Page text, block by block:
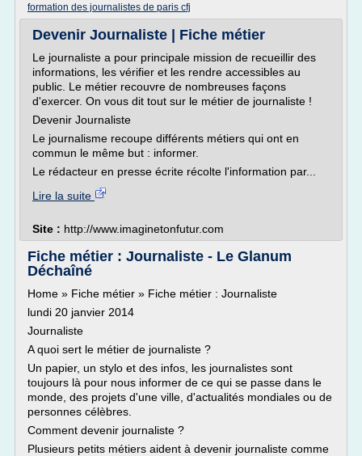
formation des journalistes de paris cfj
Devenir Journaliste | Fiche métier
Le journaliste a pour principale mission de recueillir des
informations, les vérifier et les rendre accessibles au
public. Le métier recouvre de nombreuses façons
d'exercer. On vous dit tout sur le métier de journaliste !
Devenir Journaliste
Le journalisme recoupe différents métiers qui ont en
commun le même but : informer.
Le rédacteur en presse écrite récolte l'information par...
Lire la suite
Site : http://www.imaginetonfutur.com
Fiche métier : Journaliste - Le Glanum
Déchaîné
Home » Fiche métier » Fiche métier : Journaliste
lundi 20 janvier 2014
Journaliste
A quoi sert le métier de journaliste ?
Un papier, un stylo et des infos, les journalistes sont
toujours là pour nous informer de ce qui se passe dans le
monde, des projets d'une ville, d'actualités mondiales ou de
personnes célèbres.
Comment devenir journaliste ?
Plusieurs petits métiers aident à devenir journaliste comme